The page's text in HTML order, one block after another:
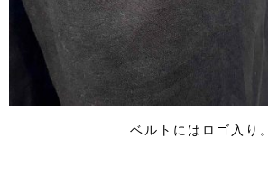
ベルトにはロゴ入り。